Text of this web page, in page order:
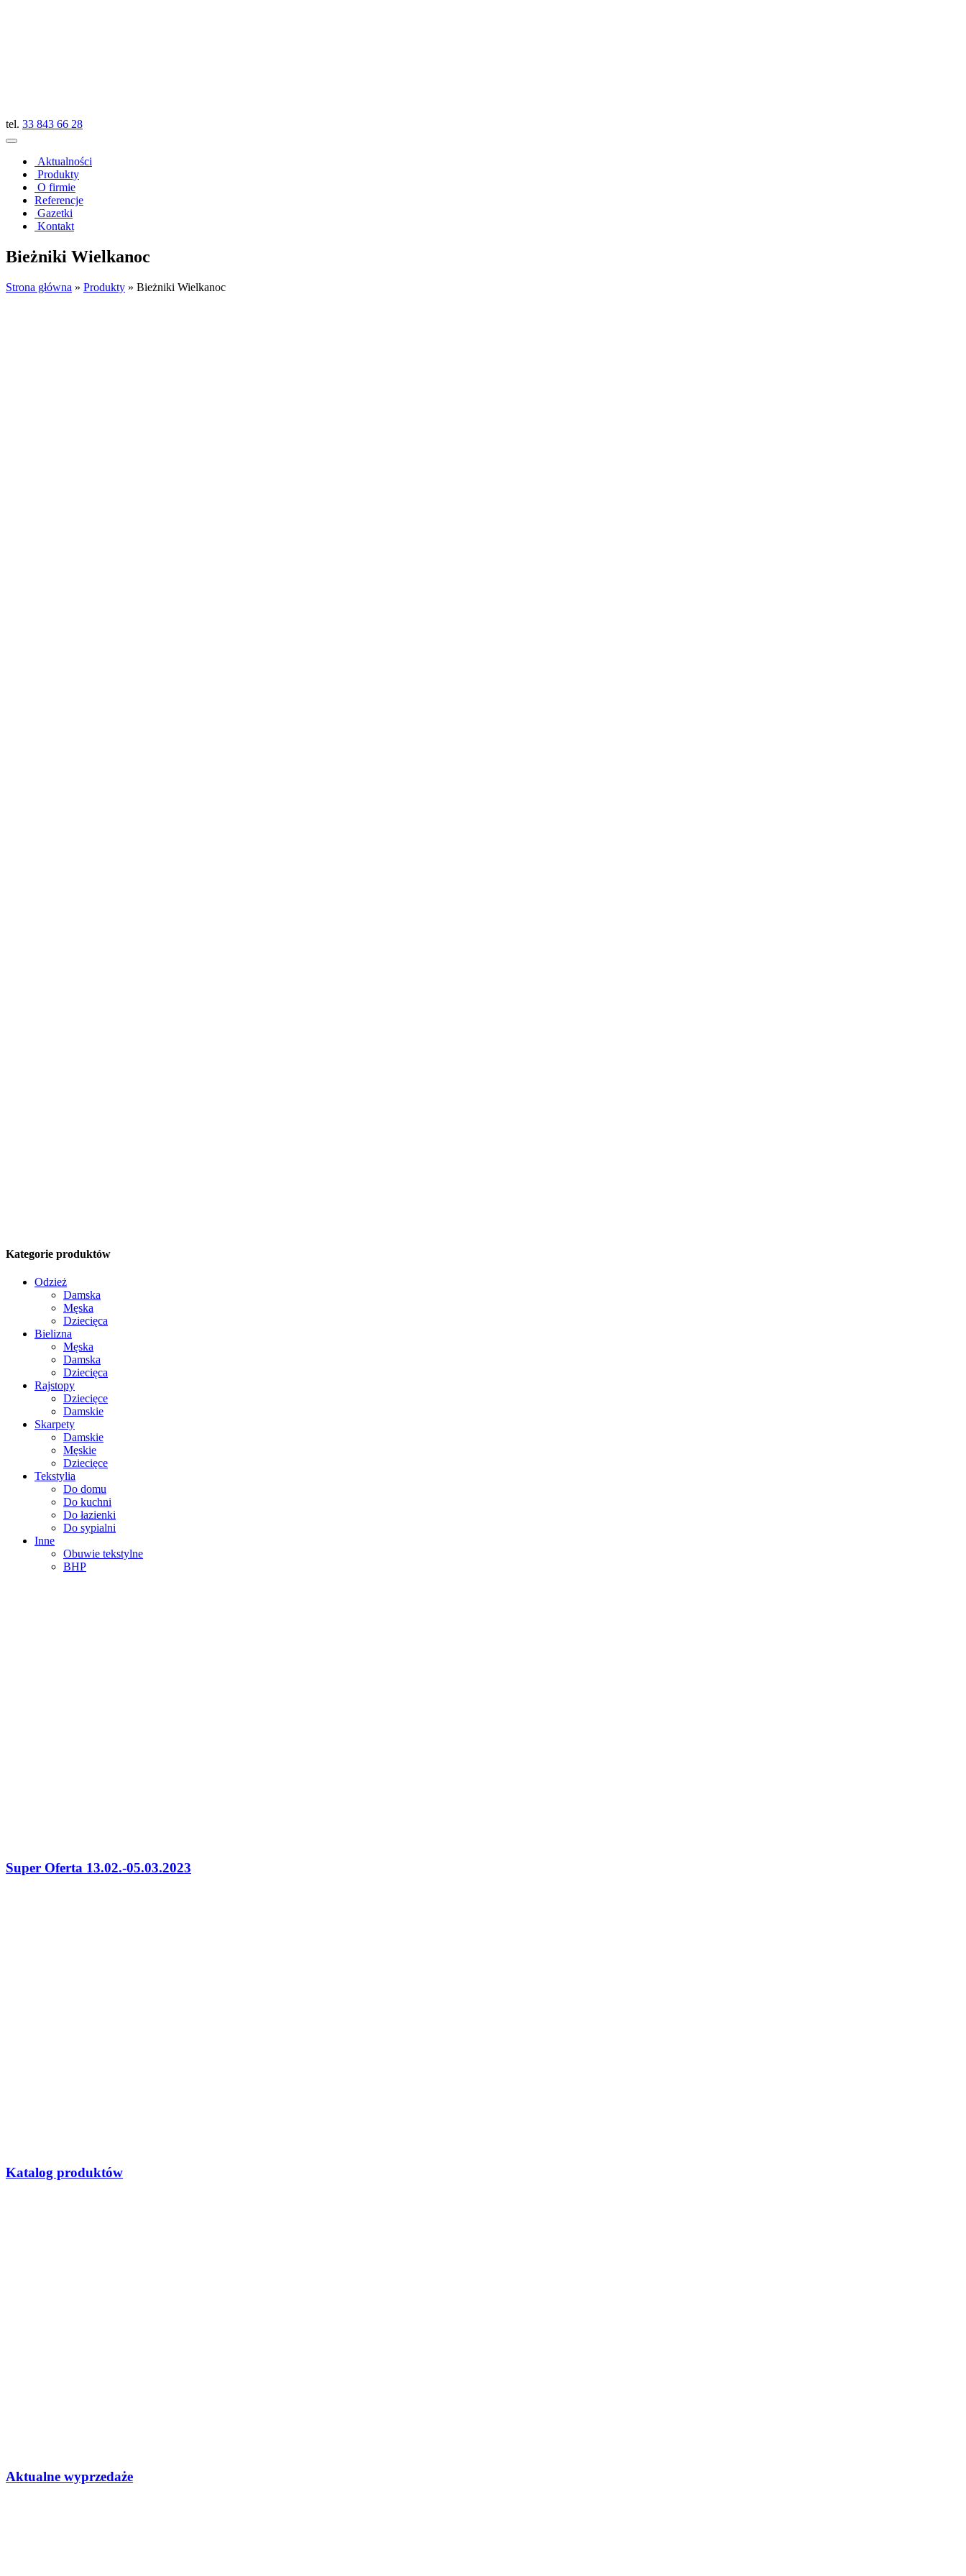
tel. 33 843 66 28
Aktualności
Produkty
O firmie
Referencje
Gazetki
Kontakt
Bieżniki Wielkanoc
Strona główna » Produkty » Bieżniki Wielkanoc
Kategorie produktów
Odzież
Damska
Męska
Dziecięca
Bielizna
Męska
Damska
Dziecięca
Rajstopy
Dziecięce
Damskie
Skarpety
Damskie
Męskie
Dziecięce
Tekstylia
Do domu
Do kuchni
Do łazienki
Do sypialni
Inne
Obuwie tekstylne
BHP
Super Oferta 13.02.-05.03.2023
Katalog produktów
Aktualne wyprzedaże